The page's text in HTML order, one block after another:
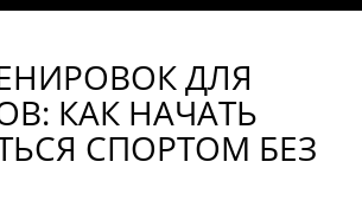
ДЛЯ
КАК НАЧАТЬ
СПОРТОМ БЕЗ